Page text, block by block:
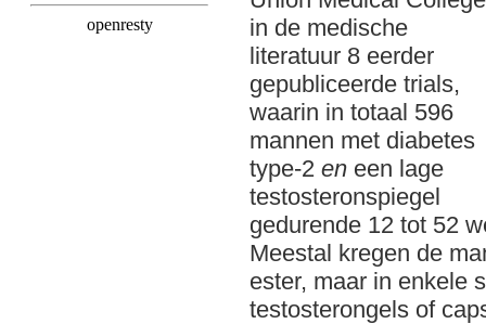
in de medische
literatuur 8 eerder
gepubliceerde trials,
waarin in totaal 596
mannen met diabetes
type-2 en een lage
testosteronspiegel
gedurende 12 tot 52
Meestal kregen de
ester, maar in enkele
testosterongels of